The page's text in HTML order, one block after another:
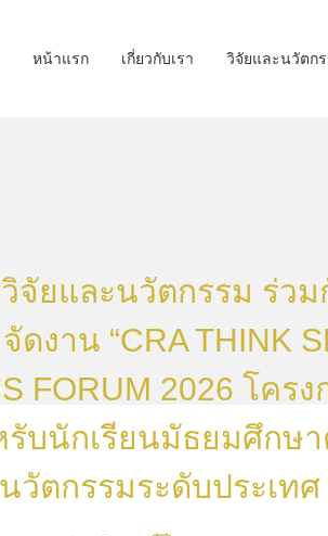
หน้าแรก เกี่ยวกับเรา วิจัยและนวัตก
จัยและนวัตกรรม ร่ว
งาน “CRA THINK
FORUM 2026 โคร
บนักเรียนมัธยมศึกษา
วัตกรรมระดับประเทศ